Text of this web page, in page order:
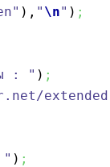
) , " \n" ) ;
: " ) ;
" ) ;